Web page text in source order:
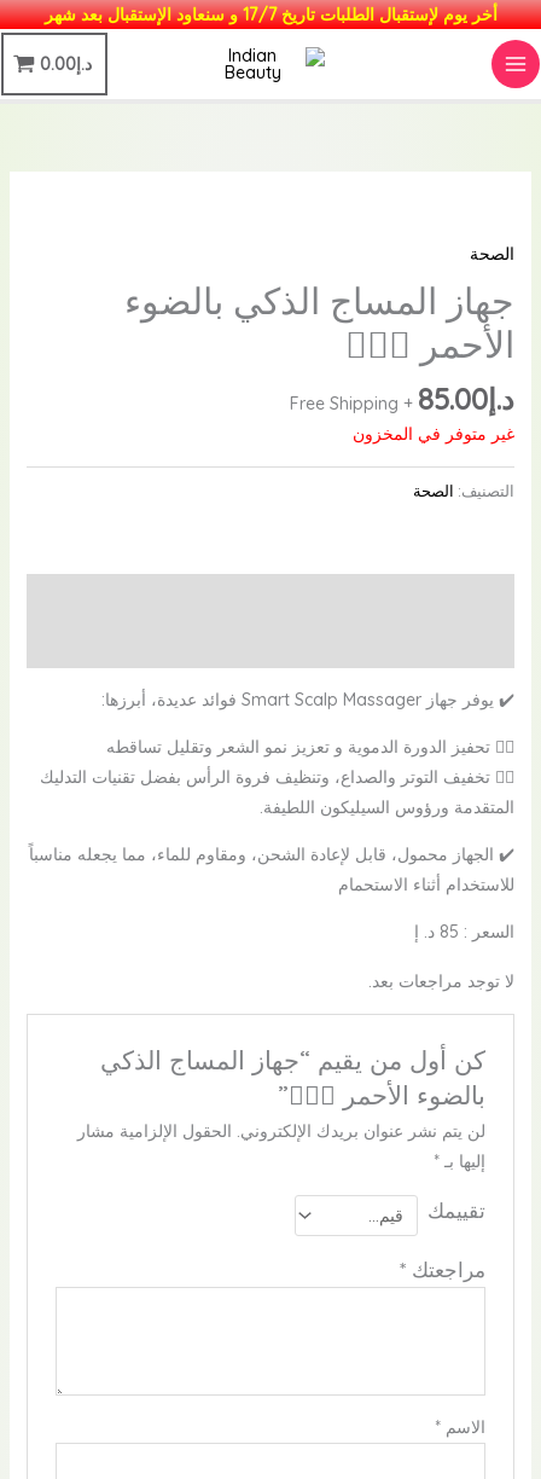
أخر يوم لإستقبال الطلبات تاريخ 17/7 و سنعاود الإستقبال بعد شهرتخطي
إلى
المحتوى
MAIN
MENU
د.إ0.00
الصحة
جهاز المساج الذكي بالضوء
الأحمر 💆🏻‍♀️
د.إ85.00
+ Free Shipping
غير متوفر في المخزون
التصنيف: الصحة
✔️ يوفر جهاز Smart Scalp Massager فوائد عديدة، أبرزها:
👌🏻 تحفيز الدورة الدموية و تعزيز نمو الشعر وتقليل تساقطه
👌🏻 تخفيف التوتر والصداع، وتنظيف فروة الرأس بفضل تقنيات التدليك
المتقدمة ورؤوس السيليكون اللطيفة.
✔️ الجهاز محمول، قابل لإعادة الشحن، ومقاوم للماء، مما يجعله مناسباً
للاستخدام أثناء الاستحمام
السعر : 85 د. إ
لا توجد مراجعات بعد.
كن أول من يقيم “جهاز المساج الذكي
بالضوء الأحمر 💆🏻‍♀️”
لن يتم نشر عنوان بريدك الإلكتروني. الحقول الإلزامية مشار
إليها بـ *
تقييمك
مراجعتك *
الاسم *